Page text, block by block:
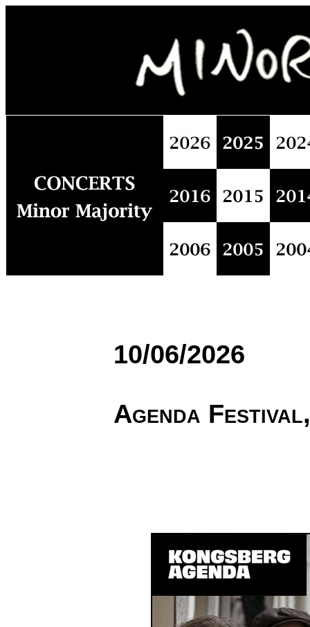
10/06/2026
Agenda